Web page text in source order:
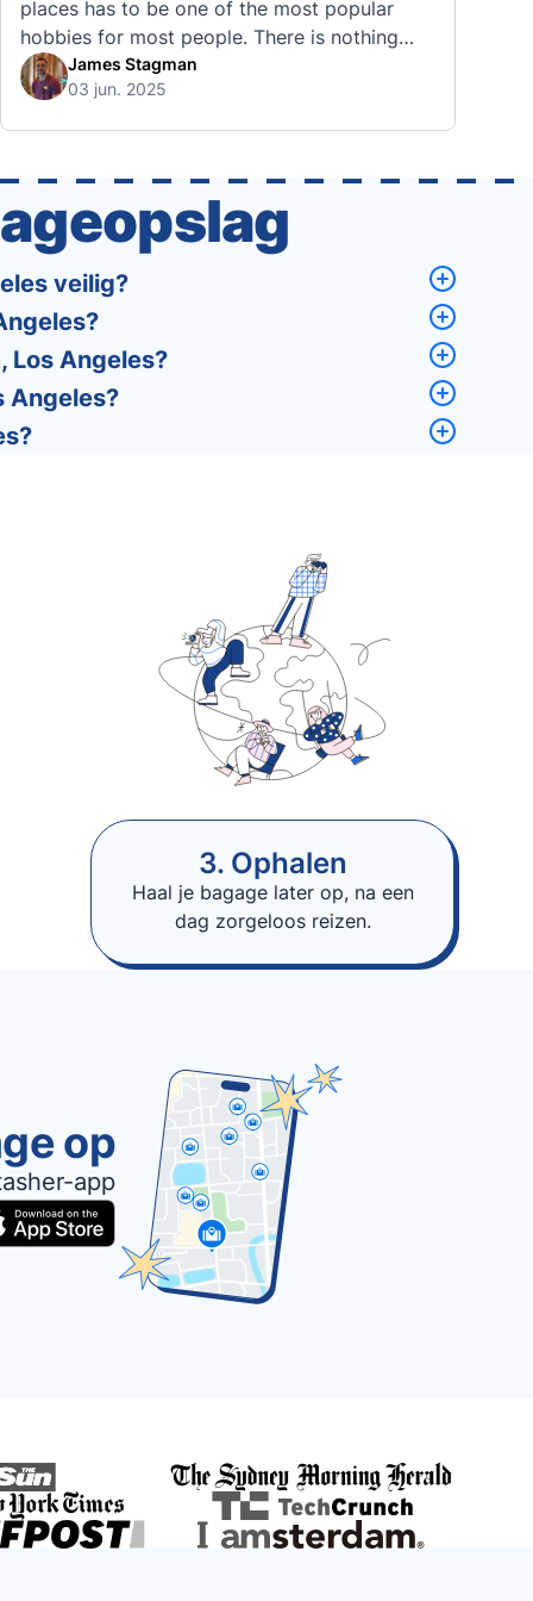
places has to be one of the most popular
hobbies for most people. There is nothing
quite like visiting a brand new city, country,
or region and experiencing the culture, the
James Stagman
03 jun. 2025
veilig?
Los Angeles?
Angeles?
3. Ophalen
Haal je bagage later op, na een
dag zorgeloos reizen.
op
app